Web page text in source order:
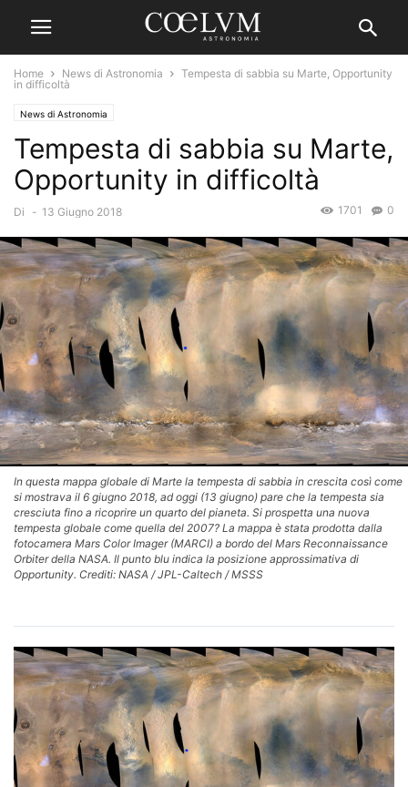
Home News di Astronomia
Tempesta di sabbia su Marte, Opportunity
in difficoltà
News di Astronomia
Tempesta di sabbia su Marte,
Opportunity in difficoltà
Di - 13 Giugno 2018 0
1701
In questa mappa globale di Marte la tempesta di sabbia in crescita così come
si mostrava il 6 giugno 2018, ad oggi (13 giugno) pare che la tempesta sia
cresciuta fino a ricoprire un quarto del pianeta. Si prospetta una nuova
tempesta globale come quella del 2007? La mappa è stata prodotta dalla
fotocamera Mars Color Imager (MARCI) a bordo del Mars Reconnaissance
Orbiter della NASA. Il punto blu indica la posizione approssimativa di
Opportunity. Crediti: NASA / JPL-Caltech / MSSS